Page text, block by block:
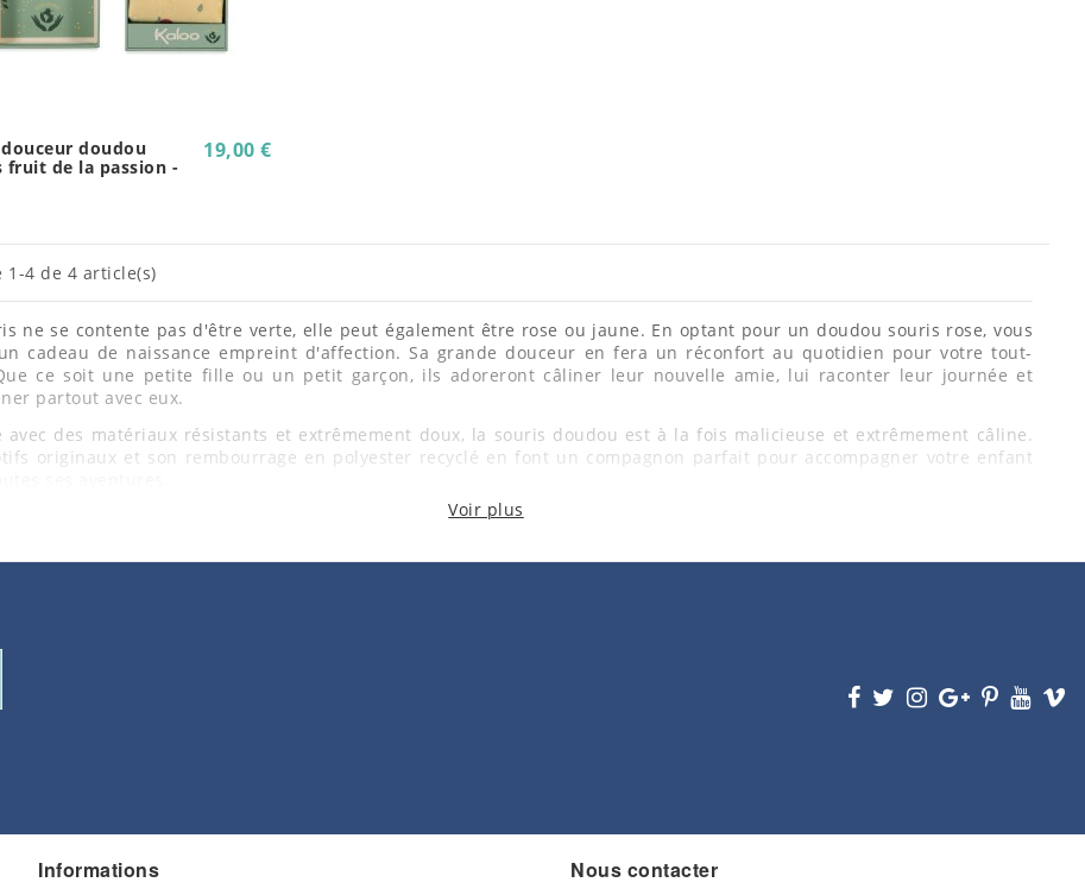
doudou
fruit de la passion -
19,00 €
1-4 de 4 article(s)
ne se contente pas d'être verte, elle peut également être rose ou jaune. En optant pour un doudou souris rose, vous
cadeau de naissance empreint d'affection. Sa grande douceur en fera un réconfort au quotidien pour votre tout-
ce soit une petite fille ou un petit garçon, ils adoreront câliner leur nouvelle amie, lui raconter leur journée et
partout avec eux.
avec des matériaux résistants et extrêmement doux, la souris doudou est à la fois malicieuse et extrêmement câline.
originaux et son rembourrage en polyester recyclé en font un compagnon parfait pour accompagner votre enfant
dans une adorable boîte cadeau personnalisable, le doudou souris deviendra rapidement un indispensable pour
Voir plus
Informations Nous contacter